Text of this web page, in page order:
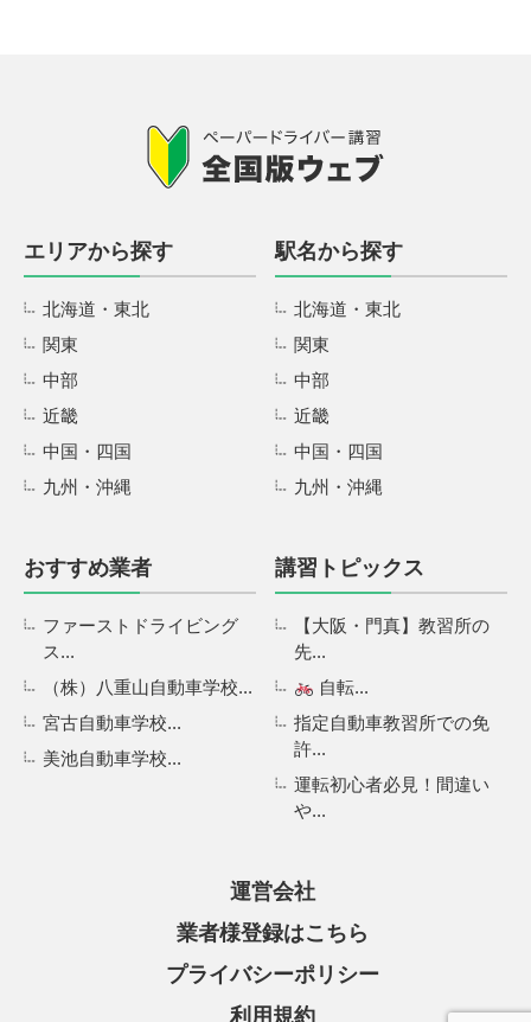
エリアから探す
北海道・東北
関東
中部
近畿
中国・四国
九州・沖縄
駅名から探す
北海道・東北
関東
中部
近畿
中国・四国
九州・沖縄
おすすめ業者
ファーストドライビング
ス...
（株）八重山自動車学校...
宮古自動車学校...
美池自動車学校...
講習トピックス
【大阪・門真】教習所の
先...
自転...
指定自動車教習所での免
許...
運転初心者必見！間違い
や...
運営会社
業者様登録はこちら
プライバシーポリシー
利用規約